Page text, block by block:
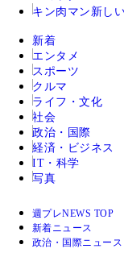
キン肉マン 新し
新着
エンタメ
スポーツ
クルマ
ライフ・文化
社会
政治・国際
経済・ビジネス
IT・科学
写真
週プレNEWS TOP
新着ニュース
政治・国際ニュース